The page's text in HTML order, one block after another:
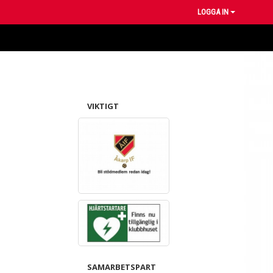
LOGGA IN
VIKTIGT
SAMARBETSPART